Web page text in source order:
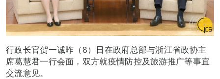
行政长官贺一诚昨（8）日在政府总部与浙江省政协主
席葛慧君一行会面，双方就疫情防控及旅游推广等事宜
交流意见。